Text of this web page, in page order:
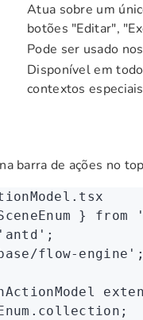
Atua sobre um
botões "Editar",
Pode ser usado
Disponível em
contextos
barra de ações no
} from
;
flow-engine' ;
.collection;